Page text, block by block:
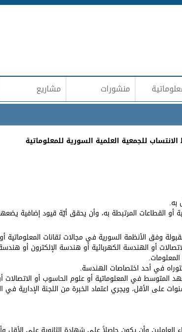
Jump to navigation
منشورات مشاريع
للجمعية العلمية السورية للمعلوماتية
به.
أو القطاعات المرتبطة به، وأن يحقق أيّة قيود إضافية
وفق الأنظمة السورية في مجالات تقانات
أو الهندسة الكهربائية أو هندسة الإلكترون أو
في أحد اختصاصات الهندسة.
المتوسط في المعلوماتية أو علوم الحاسوب أو الاتصالات
على الأقل، ويجري اعتماد الخبرة من اللجنة الإدارية